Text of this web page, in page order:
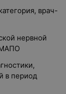
врач-
нервной
в период